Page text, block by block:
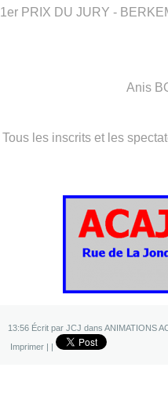
1er PRIX DU JURY -
Anis
Tous les inscrits et les
13:56 Écrit par JCJ dans ANIMATIONS
Imprimer | |